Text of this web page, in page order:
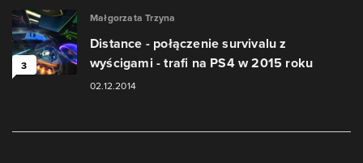
3
Małgorzata Trzyna
Distance - połączenie survivalu z
wyścigami - trafi na PS4 w 2015 roku
02.12.2014